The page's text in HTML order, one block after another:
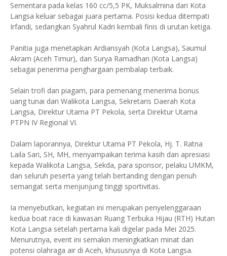
Sementara pada kelas 160 cc/5,5 PK, Muksalmina dari Kota
Langsa keluar sebagai juara pertama. Posisi kedua ditempati
Irfandi, sedangkan Syahrul Kadri kembali finis di urutan ketiga.
Panitia juga menetapkan Ardiansyah (Kota Langsa), Saumul
Akram (Aceh Timur), dan Surya Ramadhan (Kota Langsa)
sebagai penerima penghargaan pembalap terbaik.
Selain trofi dan piagam, para pemenang menerima bonus
uang tunai dari Walikota Langsa, Sekretaris Daerah Kota
Langsa, Direktur Utama PT Pekola, serta Direktur Utama
PTPN IV Regional VI.
Dalam laporannya, Direktur Utama PT Pekola, Hj. T. Ratna
Laila Sari, SH, MH, menyampaikan terima kasih dan apresiasi
kepada Walikota Langsa, Sekda, para sponsor, pelaku UMKM,
dan seluruh peserta yang telah bertanding dengan penuh
semangat serta menjunjung tinggi sportivitas.
Ia menyebutkan, kegiatan ini merupakan penyelenggaraan
kedua boat race di kawasan Ruang Terbuka Hijau (RTH) Hutan
Kota Langsa setelah pertama kali digelar pada Mei 2025.
Menurutnya, event ini semakin meningkatkan minat dan
potensi olahraga air di Aceh, khususnya di Kota Langsa.